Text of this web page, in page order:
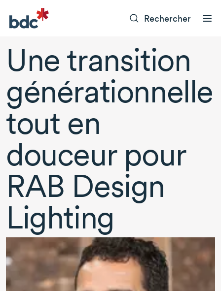
Rechercher
Une transition
générationnelle
tout en
douceur pour
RAB Design
Lighting